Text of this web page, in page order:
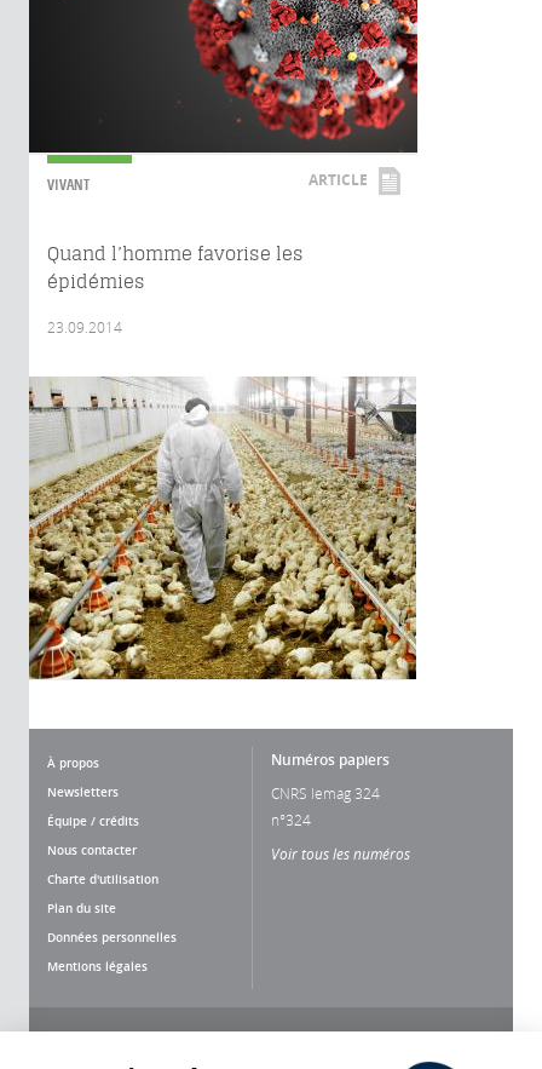
VIVANT ARTICLE
Quand l’homme favorise les
épidémies
23.09.2014
À propos
Newsletters
Équipe / crédits
Nous contacter
Charte d'utilisation
Plan du site
Données personnelles
Mentions légales
Numéros papiers
CNRS lemag 324
n°324
Voir tous les numéros